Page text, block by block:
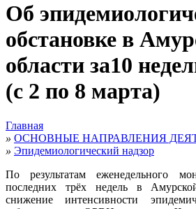
Об
обстановке в
области за10
(с 2 по 8 марта)
Главная
» ОСНОВНЫЕ НАПРАВЛЕНИЯ
» Эпидемиологический надзор
По результатам еженедельного
последних трёх недель в
снижение интенсивности